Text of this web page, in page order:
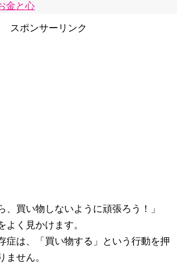
金と心
スポンサーリンク
、買い物しないように頑張ろう！」
よく見かけます。
症は、「買い物する」という行動を押
ません。